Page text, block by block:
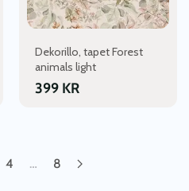
Dekorillo, tapet Forest
animals light
399 KR
4 … 8